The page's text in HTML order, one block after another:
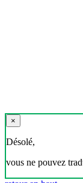
×
Désolé,
vous ne pouvez